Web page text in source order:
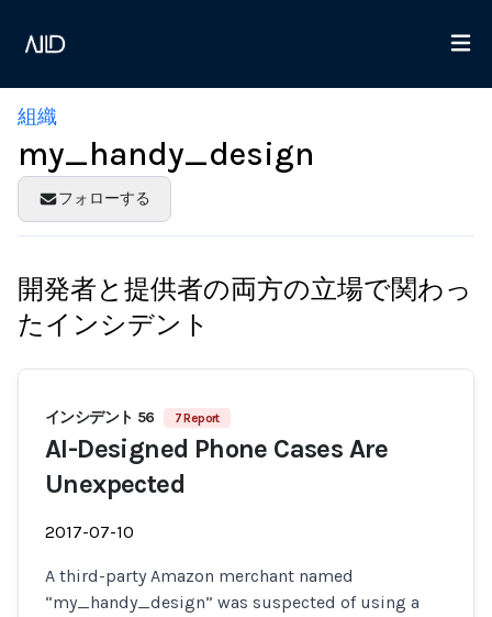
組織
my_handy_design
フォローする
開発者と提供者の両方の立場で関わっ
たインシデント
インシデント 56 7 Report
AI-Designed Phone Cases Are
Unexpected
2017-07-10
A third-party Amazon merchant named
“my_handy_design” was suspected of using a